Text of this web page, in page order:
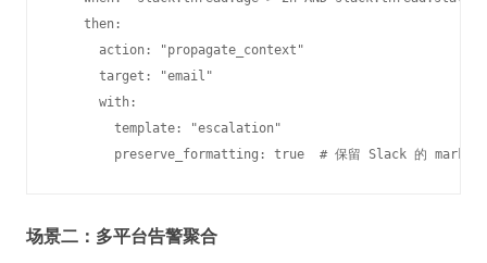
    then:
      action: "propagate_context"
      target: "email"
      with:
        template: "escalation"
场景二：多平台告警聚合